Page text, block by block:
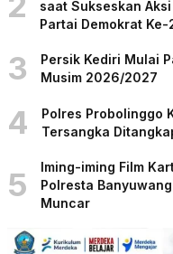
saat Sukseskan
Partai Demokrat Ke-
3
Persik Kediri Mulai
Musim 2026/2027
4
Polres Probolinggo
Tersangka
5
Iming-iming Film
Polresta
Muncar